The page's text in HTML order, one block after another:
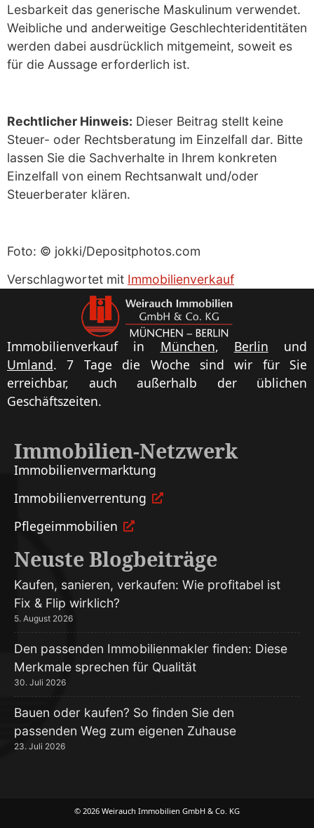
Lesbarkeit das generische Maskulinum verwendet.
Weibliche und anderweitige Geschlechteridentitäten
werden dabei ausdrücklich mitgemeint, soweit es
für die Aussage erforderlich ist.
Rechtlicher Hinweis: Dieser Beitrag stellt keine
Steuer- oder Rechtsberatung im Einzelfall dar. Bitte
lassen Sie die Sachverhalte in Ihrem konkreten
Einzelfall von einem Rechtsanwalt und/oder
Steuerberater klären.
Foto: © jokki/Depositphotos.com
Verschlagwortet mit Immobilienverkauf
Immobilienverkauf in München, Berlin und
Umland. 7 Tage die Woche sind wir für Sie
erreichbar, auch außerhalb der üblichen
Geschäftszeiten.
Immobilien-Netzwerk
Immobilien­vermarktung
Immobilien­verrentung
Pflege­immobilien
Neuste Blogbeiträge
Kaufen, sanieren, verkaufen: Wie profitabel ist
Fix & Flip wirklich?
5. August 2026
Den passenden Immobilienmakler finden: Diese
Merkmale sprechen für Qualität
30. Juli 2026
Bauen oder kaufen? So finden Sie den
passenden Weg zum eigenen Zuhause
23. Juli 2026
© 2026 Weirauch Immobilien GmbH & Co. KG